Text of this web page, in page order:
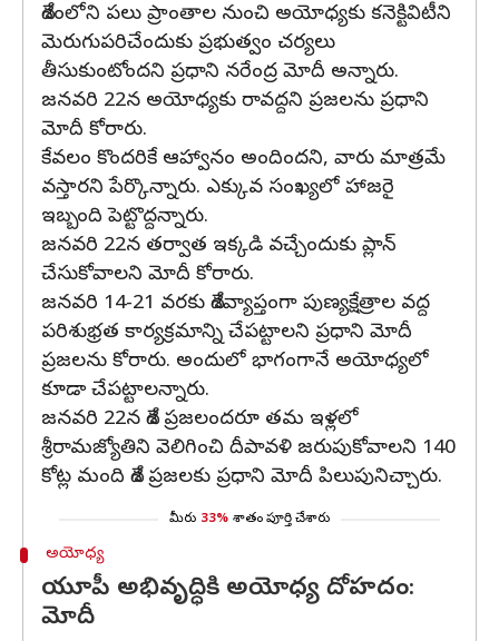
దేశంలోని పలు ప్రాంతాల నుంచి అయోధ్యకు కనెక్టివిటీని
మెరుగుపరిచేందుకు ప్రభుత్వం చర్యలు
తీసుకుంటోందని ప్రధాని నరేంద్ర మోదీ అన్నారు.
జనవరి 22న అయోధ్యకు రావద్దని ప్రజలను ప్రధాని
మోదీ కోరారు.
కేవలం కొందరికే ఆహ్వానం అందిందని, వారు మాత్రమే
వస్తారని పేర్కొన్నారు. ఎక్కువ సంఖ్యలో హాజరై
ఇబ్బంది పెట్టొద్దన్నారు.
జనవరి 22న తర్వాత ఇక్కడి వచ్చేందుకు ప్లాన్
చేసుకోవాలని మోదీ కోరారు.
జనవరి 14-21 వరకు దేశవ్యాప్తంగా పుణ్యక్షేత్రాల వద్ద
పరిశుభ్రత కార్యక్రమాన్ని చేపట్టాలని ప్రధాని మోదీ
ప్రజలను కోరారు. అందులో భాగంగానే అయోధ్యలో
కూడా చేపట్టాలన్నారు.
జనవరి 22న దేశ ప్రజలందరూ తమ ఇళ్లలో
శ్రీరామజ్యోతిని వెలిగించి దీపావళి జరుపుకోవాలని 140
కోట్ల మంది దేశ ప్రజలకు ప్రధాని మోదీ పిలుపునిచ్చారు.
మీరు 33% శాతం పూర్తి చేశారు
అయోధ్య
యూపీ అభివృద్ధికి అయోధ్య దోహదం:
మోదీ